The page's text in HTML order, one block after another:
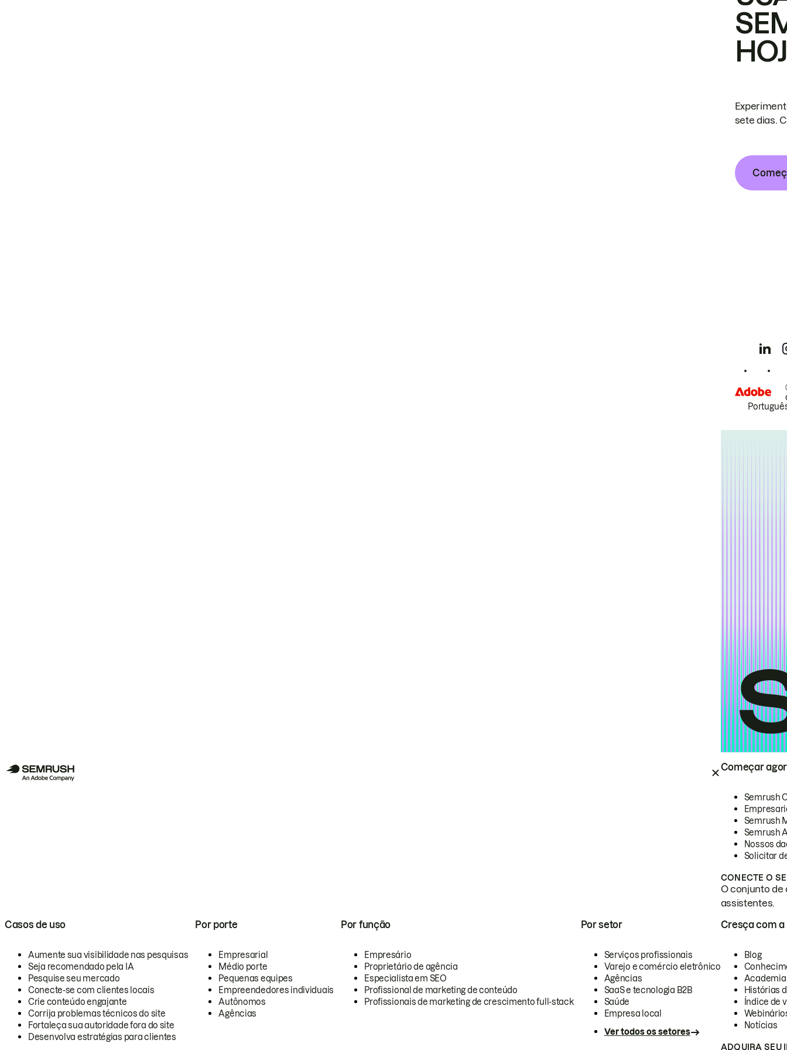
Começar
Semrush
Semrush
Semrush
Nossos
Solicitar
CONECTE O
O conjunto de
assistentes.
Casos de uso
Aumente sua visibilidade nas pesquisas
Seja recomendado pela IA
Pesquise seu mercado
Conecte-se com clientes locais
Crie conteúdo engajante
Corrija problemas técnicos do site
Fortaleça sua autoridade fora do site
Desenvolva estratégias para clientes
Por porte
Empresarial
Médio porte
Pequenas equipes
Empreendedores individuais
Autônomos
Agências
Por função
Empresário
Proprietário de agência
Especialista em SEO
Profissional de marketing de conteúdo
Profissionais de marketing de crescimento full-stack
Por setor
Serviços profissionais
Varejo e comércio eletrônico
Agências
SaaS e tecnologia B2B
Saúde
Empresa local
Ver todos os setores
Cresça com a
Blog
Academia
Histórias
Índice de
Notícias
ADQUIRA SEU
sete dias.